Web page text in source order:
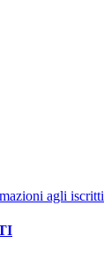
agli iscritti